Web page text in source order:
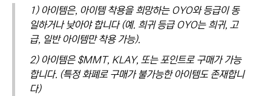
1) 아이템은, 아이템 착용을 희망하는 OYO와 등급이 동
일하거나 낮아야 합니다 (예. 희귀 등급 OYO는 희귀, 고
급, 일반 아이템만 착용 가능).
2) 아이템은 $MMT, KLAY, 또는 포인트로 구매가 가능
합니다. (특정 화폐로 구매가 불가능한 아이템도 존재합니
다)